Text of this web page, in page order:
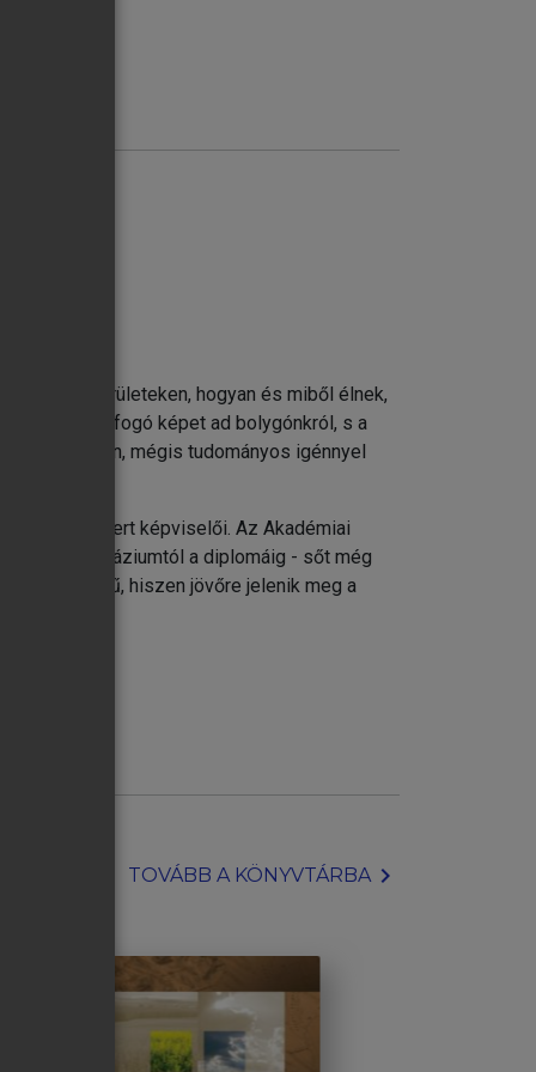
laknak e területeken, hogyan és miből élnek,
teljes, átfogó képet ad bolygónkról, s a
érthetően, mégis tudományos igénnyel
is elismert képviselői. Az Akadémiai
a gimnáziumtól a diplomáig - sőt még
mű, hiszen jövőre jelenik meg a
TOVÁBB A KÖNYVTÁRBAchevron_right